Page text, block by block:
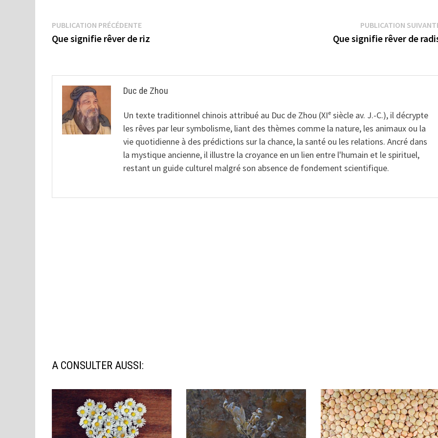
Navigation
de
PUBLICATION PRÉCÉDENTEPublication
précédente :
Que signifie rêver de riz
PUBLICATION
Que signifie rêver de
Duc de Zhou
Un texte traditionnel chinois attribué au Duc de Zhou (XIᵉ siècle av. J.-C.), il décrypte
les rêves par leur symbolisme, liant des thèmes comme la nature, les animaux ou la
vie quotidienne à des prédictions sur la chance, la santé ou les relations. Ancré dans
la mystique ancienne, il illustre la croyance en un lien entre l'humain et le spirituel,
restant un guide culturel malgré son absence de fondement scientifique.
A CONSULTER AUSSI: